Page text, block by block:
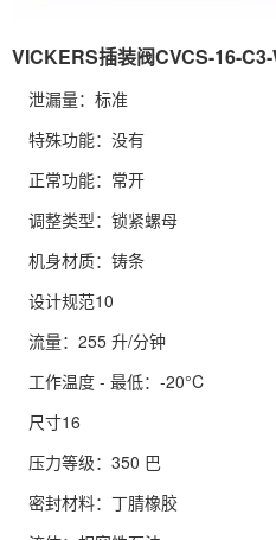
VICKERS插装阀CVCS-16-C3-
泄漏量：标准
特殊功能：没有
正常功能：常开
调整类型：锁紧螺母
机身材质：铸条
设计规范10
流量：255 升/分钟
工作温度 - 最低：-20°C
尺寸16
压力等级：350 巴
密封材料：丁腈橡胶